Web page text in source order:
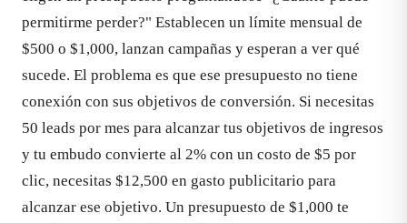
permitirme perder?" Establecen un límite mensual de
$500 o $1,000, lanzan campañas y esperan a ver qué
sucede. El problema es que ese presupuesto no tiene
conexión con sus objetivos de conversión. Si necesitas
50 leads por mes para alcanzar tus objetivos de ingresos
y tu embudo convierte al 2% con un costo de $5 por
clic, necesitas $12,500 en gasto publicitario para
alcanzar ese objetivo. Un presupuesto de $1,000 te